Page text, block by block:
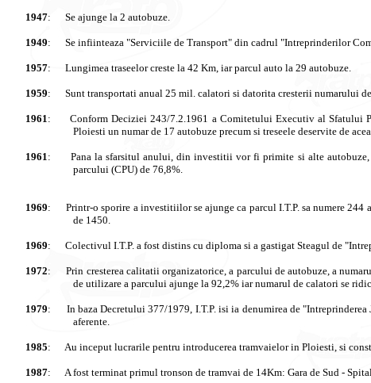
1947: Se ajunge la 2 autobuze.
1949: Se infiinteaza "Serviciile de Transport" din cadrul "Intreprinderilor
1957: Lungimea traseelor creste la 42 Km, iar parcul auto la 29 autobuze.
1959: Sunt transportati anual 25 mil. calatori si datorita cresterii numarului de
1961: ConformDeciziei 243/7.2.1961 a Comitetului Executival Sfatului
Ploiesti un numarde 17 autobuze precum si treseele deservite de
1961: Panala sfarsitul anului, dininvestitii vor fi primite si alte autobuze,
parcului (CPU) de 76,8%.
1969: Printr-osporire a investitiilorseajunge ca parculI.T.P. sa numere 244
de 1450.
1969: Colectivul I.T.P. a fost distins cu diploma si a gastigat Steagul de "
1972: Prin cresterea calitatii organizatorice, a parculuide autobuze, a
de utilizare a parcului ajunge la 92,2% iar numarul de calatori se
1979: In baza Decretului 377/1979, I.T.P. isi ia denumireade "Intreprinderea
aferente.
1985: Au inceput lucrarile pentru introducerea tramvaielorin Ploiesti, si
1987: Afost terminat primul tronson de tramvai de 14Km: Gara de Sud -